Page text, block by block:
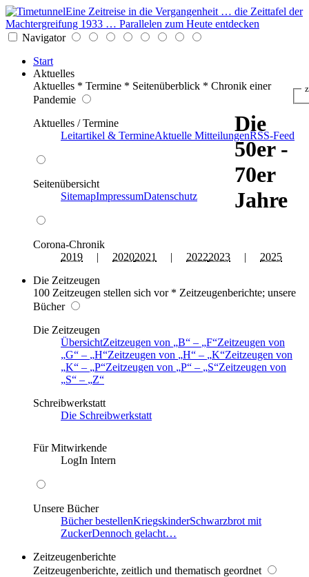
Eine Zeitreise in die Vergangenheit … die Zeittafel der
Machtergreifung 1933 … Parallelen zum Heute entdecken
Navigator
Start
Aktuelles
Aktuelles * Termine * Seitenüberblick * Chronik einer
Pandemie
Aktuelles / Termine
Leitartikel & TermineAktuelle MitteilungenRSS-Feed
Seitenübersicht
SitemapImpressumDatenschutz
Corona-Chronik
2019 | 20202021 | 20222023 | 2025
Die Zeitzeugen
100 Zeitzeugen stellen sich vor * Zeitzeugenberichte; unsere
Bücher
Die Zeitzeugen
ÜbersichtZeitzeugen von B – F Zeitzeugen von
G
– H Zeitzeugen von H – K Zeitzeugen von
K
– P Zeitzeugen von P – S Zeitzeugen von
S
–
Z
Schreibwerkstatt
Die Schreibwerkstatt
Für Mitwirkende
LogIn Intern
Unsere Bücher
Bücher bestellenKriegskinderSchwarzbrot mit
ZuckerDennoch gelacht…
Zeitzeugenberichte
Zeitzeugenberichte, zeitlich und thematisch geordnet
Die
50er -
70er
Jahre